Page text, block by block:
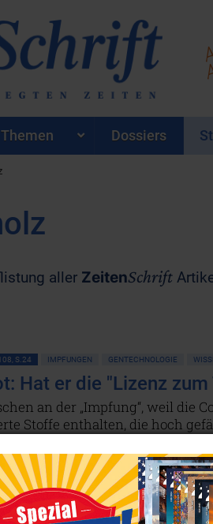
Themen Dossiers
aller ZeitenSchrift
S.24 IMPFUNGEN GENTECHNOLOGIE
Hat er die "Lizenz zum
an der „Impfung“, weil die
Stoffe enthalten, die hoch
man sie womöglich bei,
Körper mit einer
Weiterlesen...